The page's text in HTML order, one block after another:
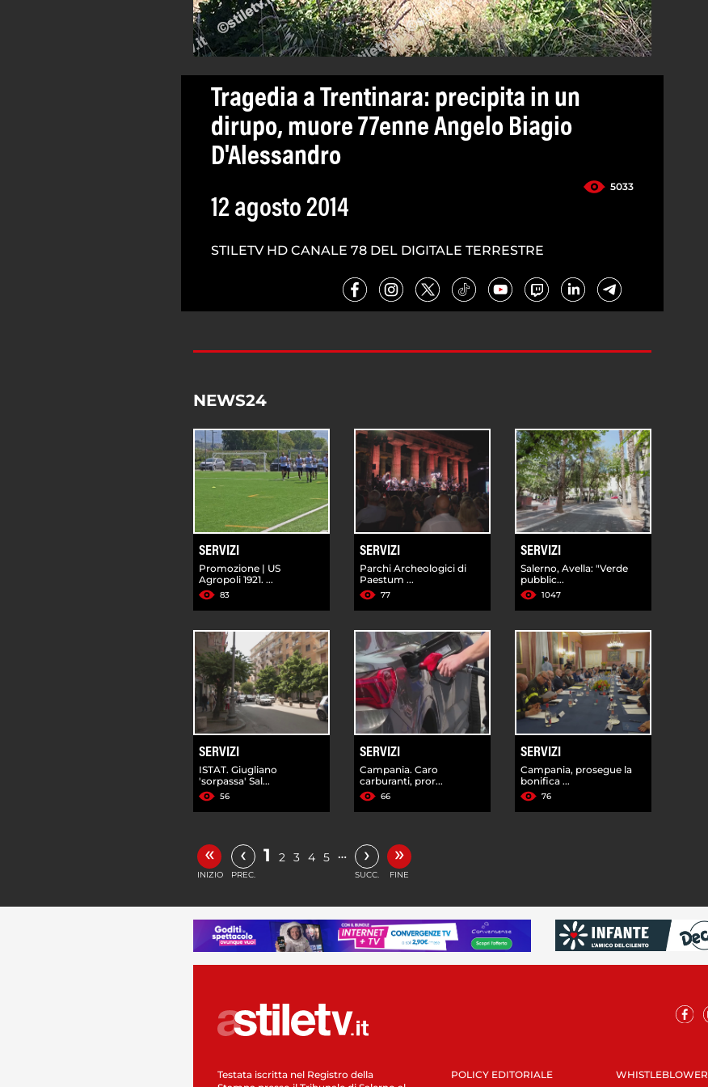
Tragedia a Trentinara: precipita in un
dirupo, muore 77enne Angelo Biagio
D'Alessandro
5033
12 agosto 2014
STILETV HD CANALE 78 DEL DIGITALE TERRESTRE
NEWS24
SERVIZI
Promozione | US
Agropoli 1921. ...
83
SERVIZI
Parchi Archeologici di
Paestum ...
77
SERVIZI
Salerno, Avella: "Verde
pubblic...
1047
SERVIZI
ISTAT. Giugliano
'sorpassa' Sal...
56
SERVIZI
Campania. Caro
carburanti, pror...
66
SERVIZI
Campania, prosegue la
bonifica ...
76
«
INIZIO
‹
PREC.
1 2 3 4 5 … ›
SUCC.
»
FINE
Testata iscritta nel Registro della
POLICY EDITORIALE WHISTLEBLOWER